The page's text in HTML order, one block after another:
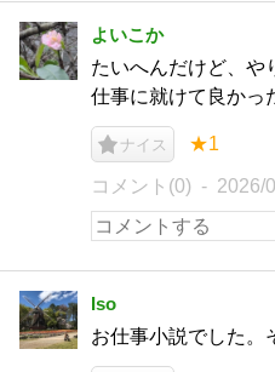
よいこか
たいへんだけど、
仕事に就けて良かっ
ナイス ★1
コメント(0) 2026/
Iso
お仕事小説でした。